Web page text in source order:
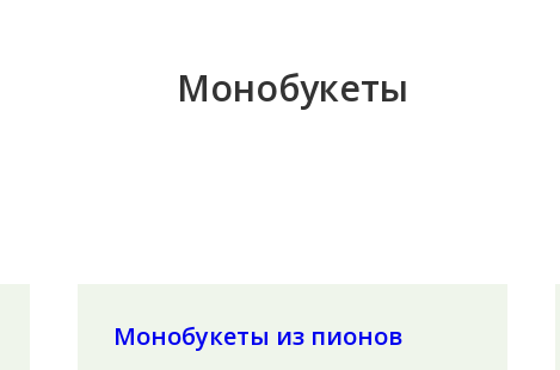
Монобукеты
Монобукеты из пионов